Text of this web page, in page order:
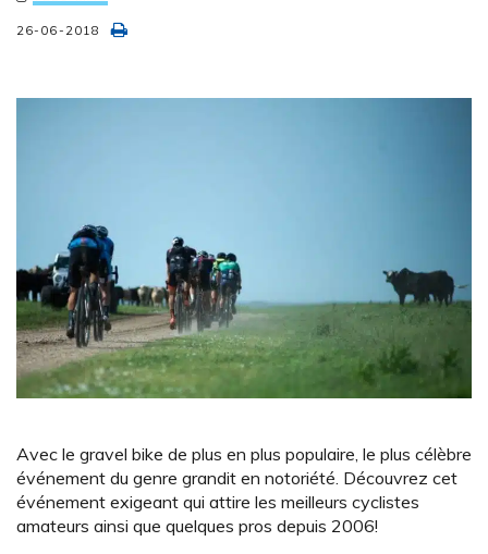
26-06-2018
Avec le gravel bike de plus en plus populaire, le plus célèbre
événement du genre grandit en notoriété. Découvrez cet
événement exigeant qui attire les meilleurs cyclistes
amateurs ainsi que quelques pros depuis 2006!